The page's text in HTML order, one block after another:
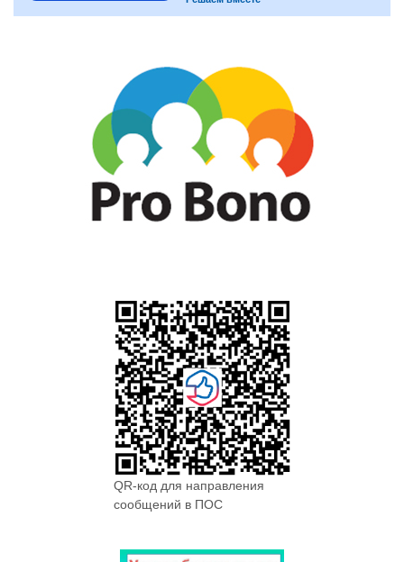
QR-код для направления
сообщений в ПОС